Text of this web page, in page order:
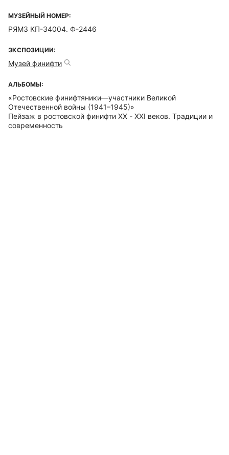
МУЗЕЙНЫЙ НОМЕР:
РЯМЗ КП-34004. Ф-2446
ЭКСПОЗИЦИИ:
Музей финифти
АЛЬБОМЫ:
«Ростовские финифтяники—участники Великой
Отечественной войны (1941–1945)»
Пейзаж в ростовской финифти ХХ - ХХI веков. Традиции и
современность